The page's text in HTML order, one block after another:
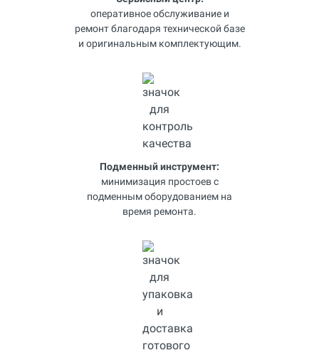
оперативное обслуживание и
ремонт благодаря технической базе
и оригинальным комплектующим.
Подменный инструмент:
минимизация простоев с
подменным оборудованием на
время ремонта.